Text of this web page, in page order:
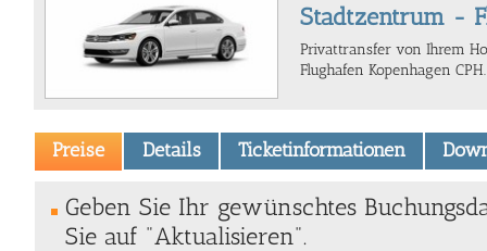
Stadtzentrum -
Privattransfer von Ihrem
Flughafen Kopenhagen CPH.
Preise Details Ticketinformationen
Geben Sie Ihr gewünschtes
Sie auf "Aktualisieren".